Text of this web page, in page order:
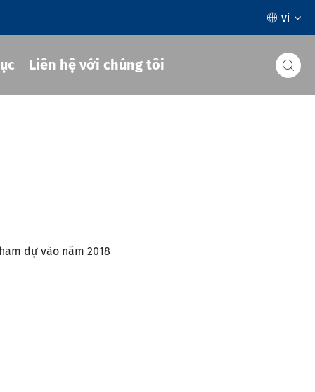
 vi
Liên hệ với chúng tôi 
dự vào năm 2018